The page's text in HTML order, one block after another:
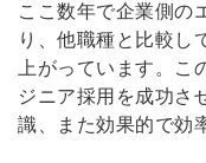
ここ数年で企業側の
り、他職種と比較し
上がっています。
ジニア採用を成功さ
識、また効果的で効